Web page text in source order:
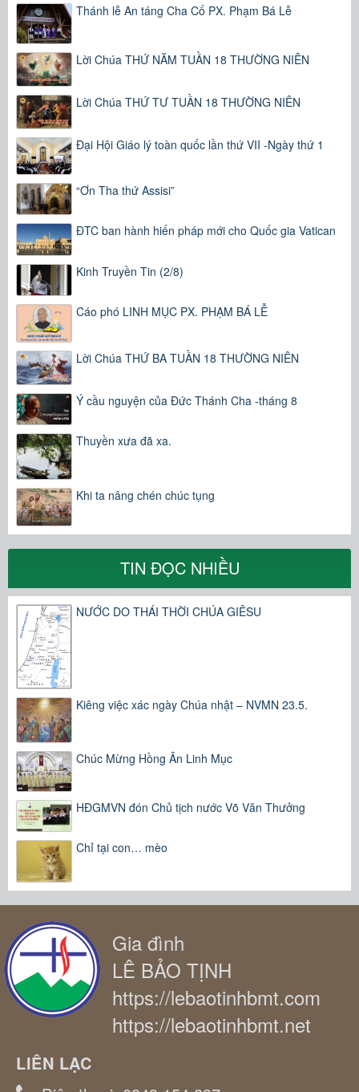
Thánh lễ An táng Cha Cố PX. Phạm Bá Lễ
Lời Chúa THỨ NĂM TUẦN 18 THƯỜNG NIÊN
Lời Chúa THỨ TƯ TUẦN 18 THƯỜNG NIÊN
Đại Hội Giáo lý toàn quốc lần thứ VII -Ngày thứ 1
“Ơn Tha thứ Assisi”
ĐTC ban hành hiến pháp mới cho Quốc gia Vatican
Kinh Truyền Tin (2/8)
Cáo phó LINH MỤC PX. PHẠM BÁ LỄ
Lời Chúa THỨ BA TUẦN 18 THƯỜNG NIÊN
Ý cầu nguyện của Đức Thánh Cha -tháng 8
Thuyền xưa đã xa.
Khi ta nâng chén chúc tụng
TIN ĐỌC NHIỀU
NƯỚC DO THÁI THỜI CHÚA GIÊSU
Kiêng việc xác ngày Chúa nhật – NVMN 23.5.
Chúc Mừng Hồng Ân Linh Mục
HĐGMVN đón Chủ tịch nước Võ Văn Thưởng
Chỉ tại con… mèo
Gia đình
LÊ BẢO TỊNH
https://lebaotinhbmt.com
https://lebaotinhbmt.net
LIÊN LẠC